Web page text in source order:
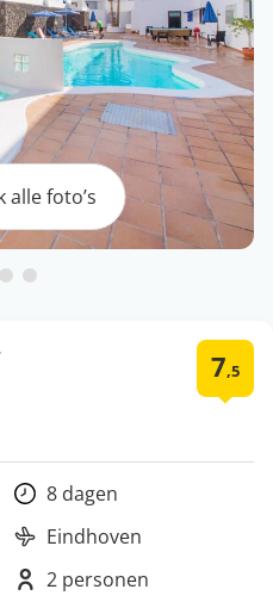
alle foto’s
7,5
8 dagen
Eindhoven
2 personen